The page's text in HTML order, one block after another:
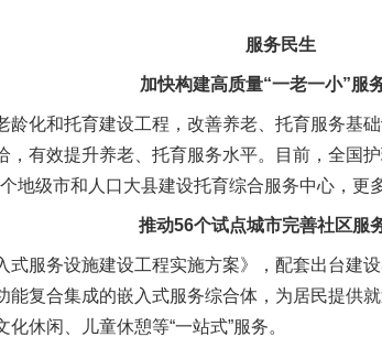
服务民生
加快构建高质量“一老一小”服
化和托育建设工程，改善养老、托育服务基
，有效提升养老、托育服务水平。目前，全国
地级市和人口大县建设托育综合服务中心，更多
推动56个试点城市完善社区服
服务设施建设工程实施方案》，配套出台建
能复合集成的嵌入式服务综合体，为居民提供
休闲、儿童休憩等“一站式”服务。